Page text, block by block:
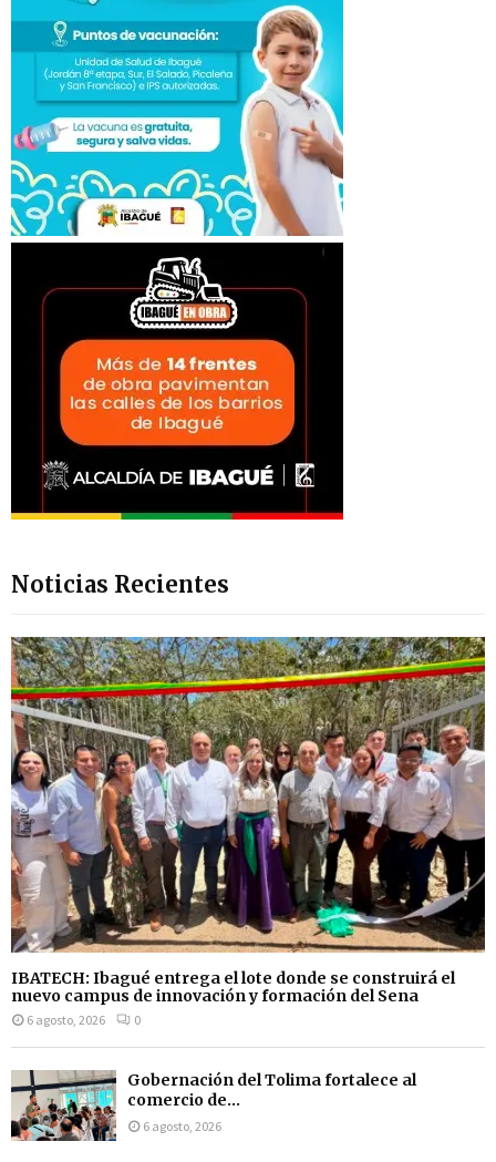
Noticias Recientes
IBATECH: Ibagué entrega el lote donde se construirá el
nuevo campus de innovación y formación del Sena
6 agosto, 2026 0
Gobernación del Tolima fortalece al
comercio de...
6 agosto, 2026